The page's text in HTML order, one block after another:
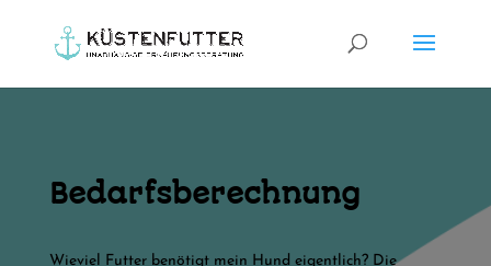
Bedarfsberechnung
Wieviel Futter benötigt mein Hund eigentlich? Die